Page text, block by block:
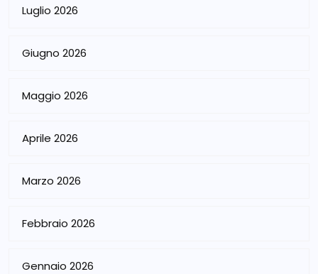
Luglio 2026
Giugno 2026
Maggio 2026
Aprile 2026
Marzo 2026
Febbraio 2026
Gennaio 2026